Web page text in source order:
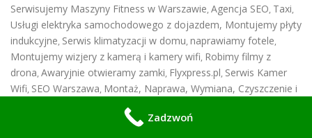
Serwisujemy Maszyny Fitness w Warszawie, Agencja SEO, Taxi,
Usługi elektryka samochodowego z dojazdem, Montujemy płyty
indukcyjne, Serwis klimatyzacji w domu, naprawiamy fotele,
Montujemy wizjery z kamerą i kamery wifi, Robimy filmy z
drona, Awaryjnie otwieramy zamki, Flyxpress.pl, Serwis Kamer
Wifi, SEO Warszawa, Montaż, Naprawa, Wymiana, Czyszczenie i
Odgrzybianie Klimatyzacji w Domu
Warszawa & Elektryk Samochodowyzapraszamy serdecznie do
Zadzwoń